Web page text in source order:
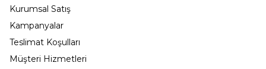
Kurumsal Satış
Kampanyalar
Teslimat Koşulları
Müşteri Hizmetleri